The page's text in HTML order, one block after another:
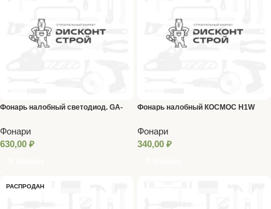
Фонарь налобный светодиод. GA-
Фонари
630,00 ₽
Фонарь налобный КОСМОС H1W
Фонари
340,00 ₽
РАСПРОДАН